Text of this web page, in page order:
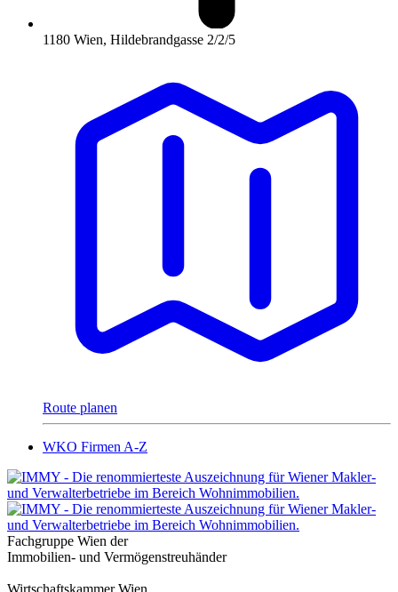
1180 Wien, Hildebrandgasse 2/2/5
Route planen
WKO Firmen A-Z
Fachgruppe Wien der
Immobilien- und Vermögenstreuhänder